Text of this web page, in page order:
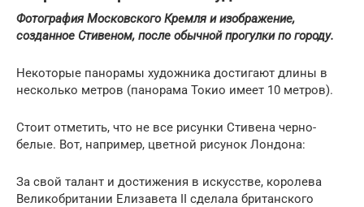
Фотография Московского Кремля и изображение,
созданное Стивеном, после обычной прогулки по городу.
Некоторые панорамы художника достигают длины в
несколько метров (панорама Токио имеет 10 метров).
Стоит отметить, что не все рисунки Стивена черно-
белые. Вот, например, цветной рисунок Лондона:
За свой талант и достижения в искусстве, королева
Великобритании Елизавета II сделала британского